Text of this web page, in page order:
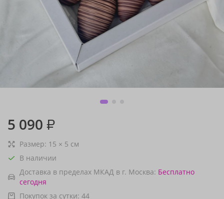
5 090 ₽
Размер: 15 × 5 см
В наличии
Доставка в пределах МКАД в г. Москва: Бесплатно
сегодня
Покупок за сутки: 44